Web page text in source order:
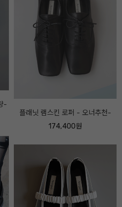
투버클 레더 미드하이 부츠 - 오너
추천-